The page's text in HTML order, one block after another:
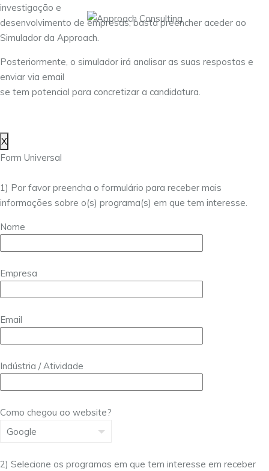
investigação e
desenvolvimento de empresas, basta preencher aceder ao
Simulador da Approach.
Posteriormente, o simulador irá analisar as suas respostas e
enviar via email
se tem potencial para concretizar a candidatura.
X
Form Universal
1) Por favor preencha o formulário para receber mais
informações sobre o(s) programa(s) em que tem interesse.
Nome
Empresa
Email
Indústria / Atividade
Como chegou ao website?
2) Selecione os programas em que tem interesse em receber